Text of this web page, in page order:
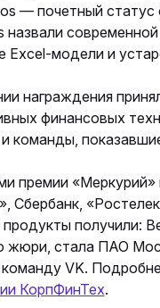
— почетный статус
назвали
Excel-модели и
награждения
финансовых
команды,
премии
Сбербанк,
получили:
жюри, стала ПАО
VK.
КорпФинТех.